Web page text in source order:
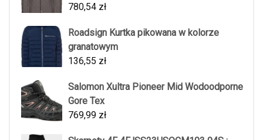
780,54 zł
Roadsign Kurtka pikowana w kolorze
granatowym
136,55 zł
Salomon Xultra Pioneer Mid Wodoodporne
Gore Tex
769,99 zł